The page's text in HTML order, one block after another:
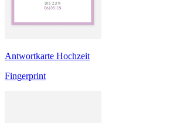
Antwortkarte Hochzeit
Fingerprint